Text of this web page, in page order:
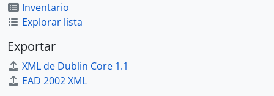
Inventario
Explorar lista
Exportar
XML de Dublin Core 1.1
EAD 2002 XML